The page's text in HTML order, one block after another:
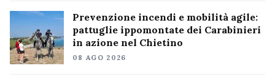
Prevenzione incendi e mobilità agile:
pattuglie ippomontate dei Carabinieri
in azione nel Chietino
08 AGO 2026